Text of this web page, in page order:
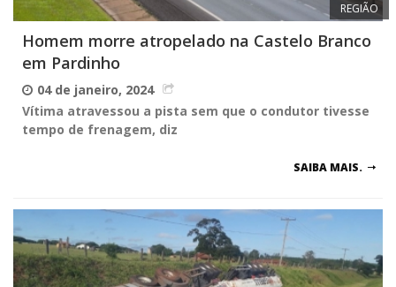
REGIÃO
Homem morre atropelado na Castelo Branco
em Pardinho
04 de janeiro, 2024
Vítima atravessou a pista sem que o condutor tivesse
tempo de frenagem, diz
SAIBA MAIS.